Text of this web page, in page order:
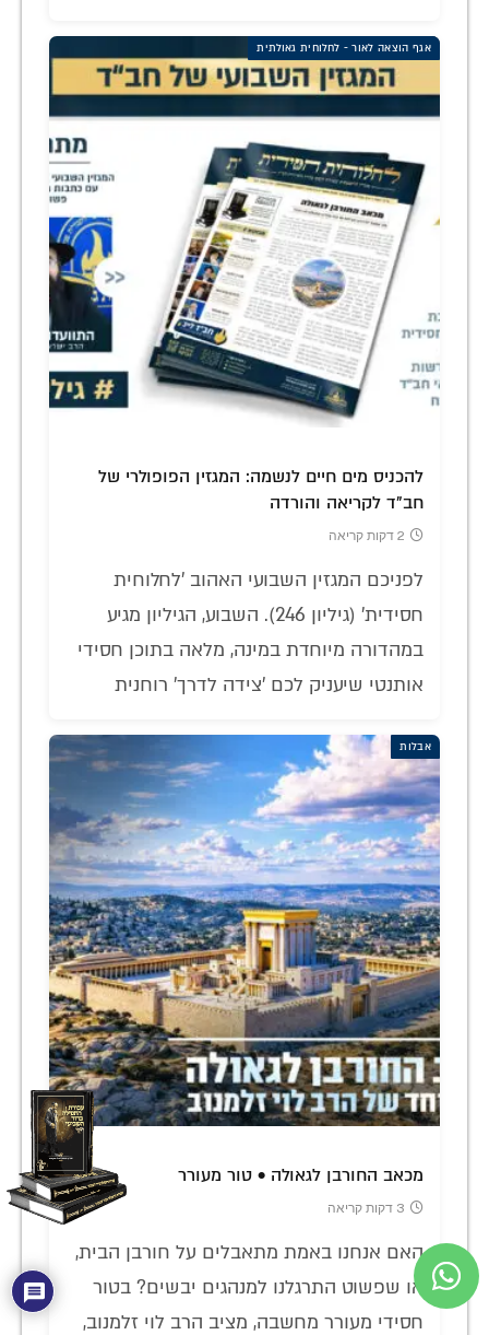
אגף הוצאה לאור - לחלוחית גאולתית
להכניס מים חיים לנשמה: המגזין הפופולרי של
חב"ד לקריאה והורדה
2 דקות קריאה
לפניכם המגזין השבועי האהוב 'לחלוחית
חסידית' (גיליון 246). השבוע, הגיליון מגיע
במהדורה מיוחדת במינה, מלאה בתוכן חסידי
אותנטי שיעניק לכם 'צידה לדרך' רוחנית
אבלות
מכאב החורבן לגאולה • טור מעורר
3 דקות קריאה
האם אנחנו באמת מתאבלים על חורבן הבית,
או שפשוט התרגלנו למנהגים יבשים? בטור
חסידי מעורר מחשבה, מציב הרב לוי זלמנוב,